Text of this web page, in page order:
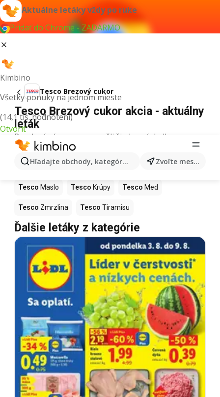
Aktuálne letáky vždy po ruke
Pridať do Chrome - ZADARMO
Kimbino
Všetky ponuky na jednom mieste
(14,1 tis. hodnotení)
Otvoriť
Hľadajte obchody, kategórie, produkty... Zvoľte mesto
Tesco Brezový cukor
Tesco Brezový cukor akcia - aktuálny
leták
Pre daný výraz sme nenašli žiadne výsledky.
Ďalšie produkty v obchodoch Tesco
Tesco Pizza Tesco Kiwi Mango
Tesco Maslo Tesco Krúpy Tesco Med
Tesco Zmrzlina Tesco Tiramisu
Ďalšie letáky z kategórie